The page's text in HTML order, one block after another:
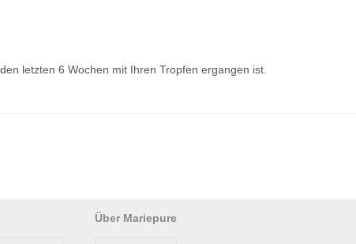
letzten 6 Wochen mit Ihren Tropfen ergangen ist.
Über Mariepure